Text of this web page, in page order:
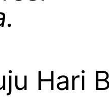
Hari